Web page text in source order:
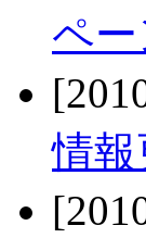
ペ
情